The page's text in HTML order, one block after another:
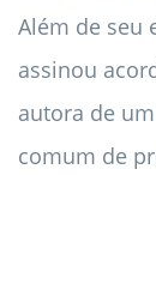
Além de seu
assinou
autora de
comum de